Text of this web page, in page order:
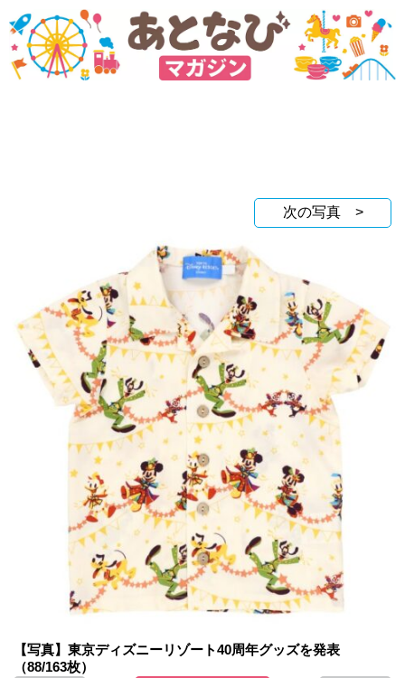
次の写真 >
【写真】東京ディズニーリゾート40周年グッズを発表
（88/163枚）